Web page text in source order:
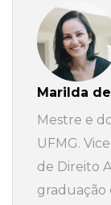
Marilda
Mestre e
UFMG.
de Direito
graduação